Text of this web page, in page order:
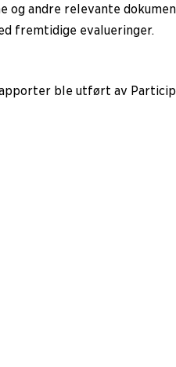
og andre relevante
fremtidige evalueringer.
ble utført av